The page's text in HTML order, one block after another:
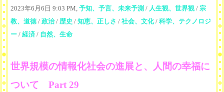
2023年6月6日 9:03 PM, 予知、予言、未来予測 / 人生観、世界観 / 宗
教、道徳/ 政治/ 歴史 / 知恵、正しさ / 社会、文化/ 科学、テクノロジ
ー / 経済 / 自然、生命
世界規模の情報化社会の進展と、人間の幸福に
ついて Part 29